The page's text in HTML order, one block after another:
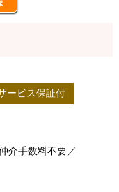
ービス保証付
介手数料不要／